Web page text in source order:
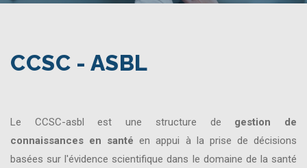
CCSC - ASBL
Le CCSC-asbl est une structure de gestion de
connaissances en santé en appui à la prise de décisions
basées sur l'évidence scientifique dans le domaine de la santé